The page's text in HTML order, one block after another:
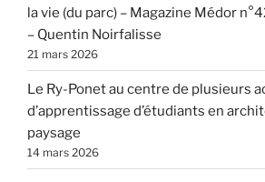
la vie (du parc) – Magazine Médor
– Quentin Noirfalisse
21 mars 2026
Le Ry-Ponet au centre de plusieurs
d’apprentissage d’étudiants en
paysage
14 mars 2026